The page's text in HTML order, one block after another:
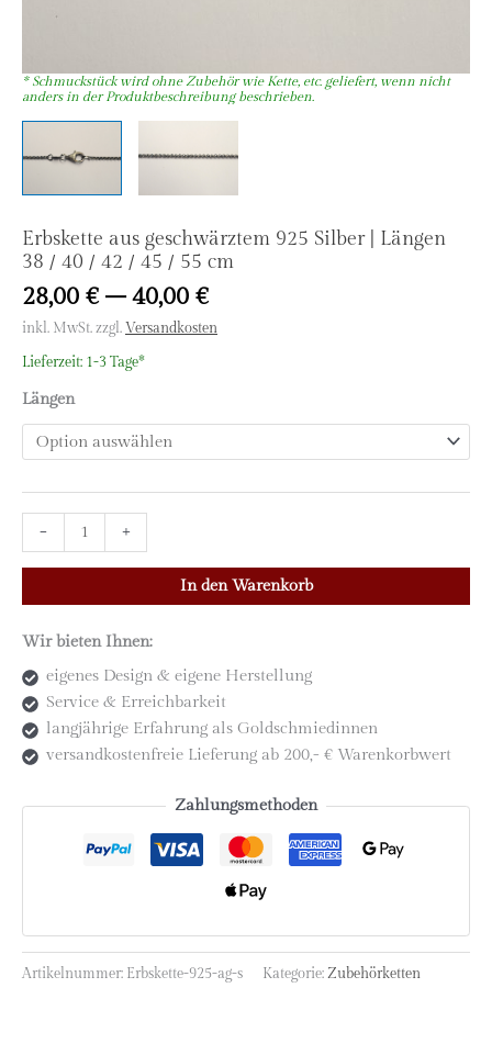
Erbskette aus geschwärztem 925 Silber | Längen
38 / 40 / 42 / 45 / 55 cm
28,00 €–40,00 €
inkl. MwSt.zzgl.Versandkosten
Lieferzeit: 1-3 Tage*
Längen
-
Erbskette
aus
925
Silber
Längen
38
/
40
42
Menge
+
In den Warenkorb
Wir bieten Ihnen:
eigenes Design & eigene Herstellung
Service & Erreichbarkeit
langjährige Erfahrung als Goldschmiedinnen
versandkostenfreie Lieferung ab 200,- € Warenkorbwert
Zahlungsmethoden
Artikelnummer: Erbskette-925-ag-s Kategorie:Zubehörketten